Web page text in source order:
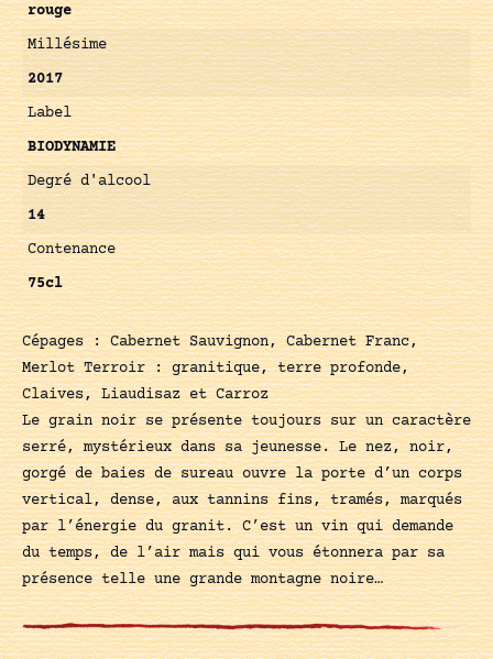
rouge
Millésime
2017
Label
BIODYNAMIE
Degré d'alcool
14
Contenance
75cl
Cépages : Cabernet Sauvignon, Cabernet Franc,
Merlot Terroir : granitique, terre profonde,
Claives, Liaudisaz et Carroz
Le grain noir se présente toujours sur un caractère
serré, mystérieux dans sa jeunesse. Le nez, noir,
gorgé de baies de sureau ouvre la porte d’un corps
vertical, dense, aux tannins fins, tramés, marqués
par l’énergie du granit. C’est un vin qui demande
du temps, de l’air mais qui vous étonnera par sa
présence telle une grande montagne noire…